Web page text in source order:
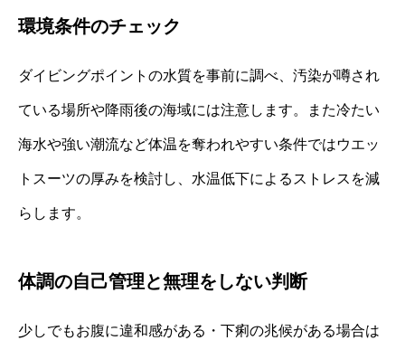
環境条件のチェック
ダイビングポイントの水質を事前に調べ、汚染が噂され
ている場所や降雨後の海域には注意します。また冷たい
海水や強い潮流など体温を奪われやすい条件ではウエッ
トスーツの厚みを検討し、水温低下によるストレスを減
らします。
体調の自己管理と無理をしない判断
少しでもお腹に違和感がある・下痢の兆候がある場合は